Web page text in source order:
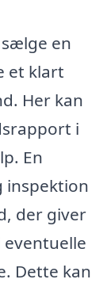
en
et klart
Her kan
i
En
inspektion
der giver
Dette kan